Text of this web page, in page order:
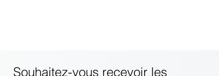
Souhaitez-vous recevoir les